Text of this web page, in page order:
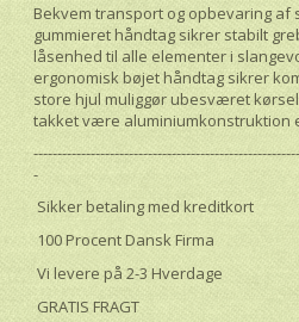
Bekvem transport og opbevaring af
gummieret håndtag sikrer stabilt
låsenhed til alle elementer i
ergonomisk bøjet håndtag sikrer
store hjul muliggør ubesværet
takket være aluminiumkonstruktion
-
Sikker betaling med kreditkort
100 Procent Dansk Firma
Vi levere på 2-3 Hverdage
GRATIS FRAGT